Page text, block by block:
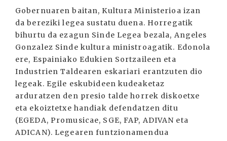
Gobernuaren baitan, Kultura Ministerioa izan
da bereziki legea sustatu duena. Horregatik
bihurtu da ezagun Sinde Legea bezala, Angeles
Gonzalez Sinde kultura ministroagatik. Edonola
ere, Espainiako Edukien Sortzaileen eta
Industrien Taldearen eskariari erantzuten dio
legeak. Egile eskubideen kudeaketaz
arduratzen den presio talde horrek diskoetxe
eta ekoiztetxe handiak defendatzen ditu
(EGEDA, Promusicae, SGE, FAP, ADIVAN eta
ADICAN). Legearen funtzionamendua